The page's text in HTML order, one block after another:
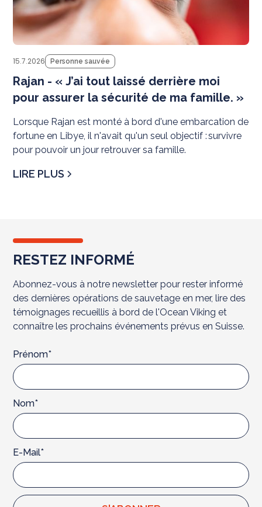
15.7.2026 Personne sauvée
Rajan - « J’ai tout laissé derrière moi
pour assurer la sécurité de ma famille. »
Lorsque Rajan est monté à bord d'une embarcation de
fortune en Libye, il n'avait qu'un seul objectif : survivre
pour pouvoir un jour retrouver sa famille.
LIRE PLUS
RESTEZ INFORMÉ
Abonnez-vous à notre newsletter pour rester informé
des dernières opérations de sauvetage en mer, lire des
témoignages recueillis à bord de l'Ocean Viking et
connaître les prochains événements prévus en Suisse.
Prénom*
Nom*
E-Mail*